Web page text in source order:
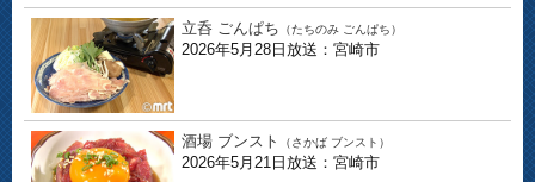
立呑 ごんぱち （たちのみ ごんぱち）
2026年5月28日放送：宮崎市
酒場 ブンスト （さかば ブンスト）
2026年5月21日放送：宮崎市